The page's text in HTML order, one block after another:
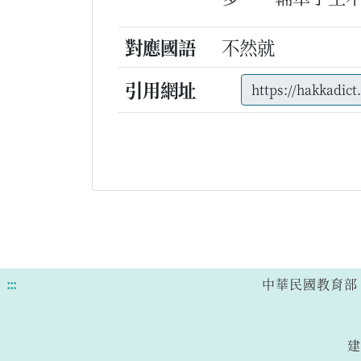
對應國語
不然就
引用網址
::: 中華民國教育